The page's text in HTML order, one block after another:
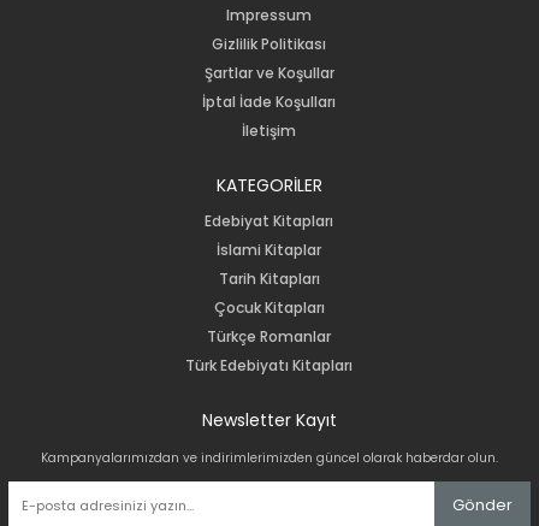
Impressum
Gizlilik Politikası
Şartlar ve Koşullar
İptal İade Koşulları
İletişim
KATEGORİLER
Edebiyat Kitapları
İslami Kitaplar
Tarih Kitapları
Çocuk Kitapları
Türkçe Romanlar
Türk Edebiyatı Kitapları
Newsletter Kayıt
Kampanyalarımızdan ve indirimlerimizden güncel olarak haberdar olun.
Gönder